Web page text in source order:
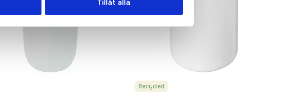
Tillåt alla
Recycled